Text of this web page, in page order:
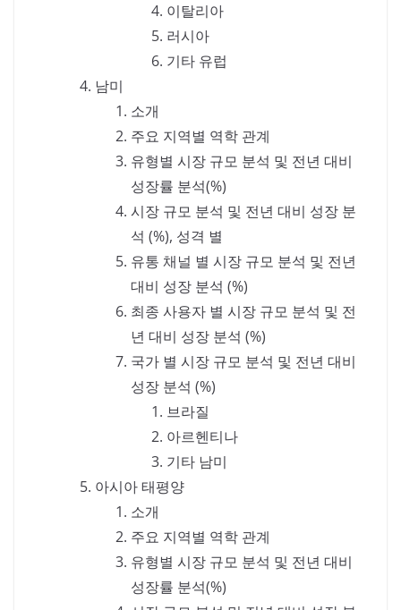
이탈리아
러시아
기타 유럽
남미
소개
주요 지역별 역학 관계
유형별 시장 규모 분석 및 전년 대비
성장률 분석(%)
시장 규모 분석 및 전년 대비 성장 분
석 (%), 성격 별
유통 채널 별 시장 규모 분석 및 전년
대비 성장 분석 (%)
최종 사용자 별 시장 규모 분석 및 전
년 대비 성장 분석 (%)
국가 별 시장 규모 분석 및 전년 대비
성장 분석 (%)
브라질
아르헨티나
기타 남미
아시아 태평양
소개
주요 지역별 역학 관계
유형별 시장 규모 분석 및 전년 대비
성장률 분석(%)